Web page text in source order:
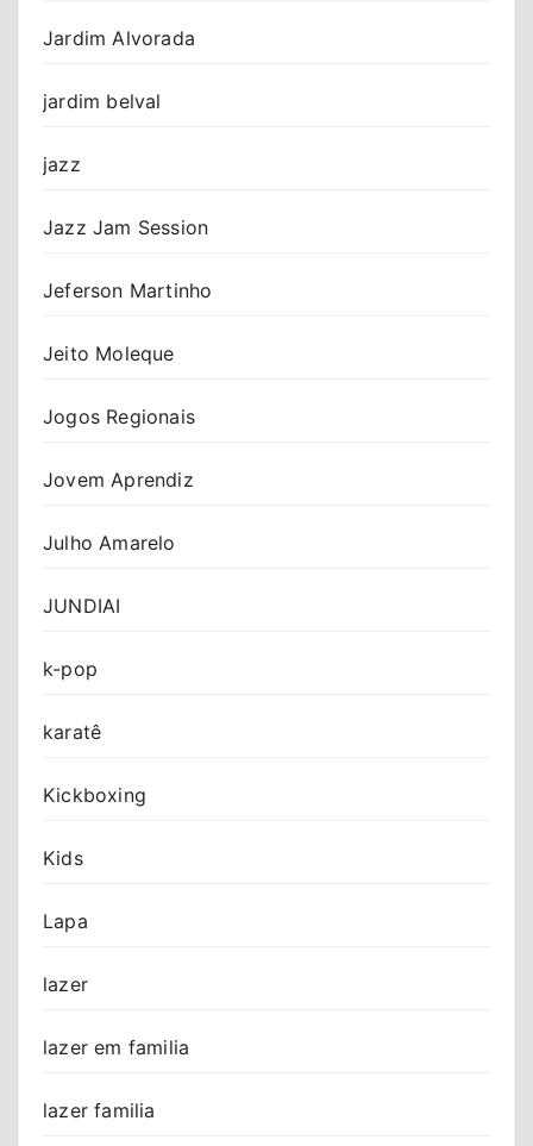
Jardim Alvorada
jardim belval
jazz
Jazz Jam Session
Jeferson Martinho
Jeito Moleque
Jogos Regionais
Jovem Aprendiz
Julho Amarelo
JUNDIAI
k-pop
karatê
Kickboxing
Kids
Lapa
lazer
lazer em familia
lazer familia